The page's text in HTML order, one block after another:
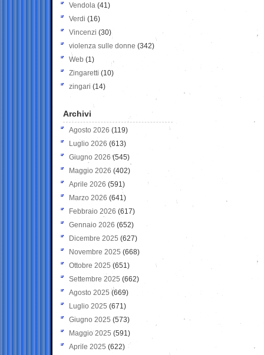
Vendola (41)
Verdi (16)
Vincenzi (30)
violenza sulle donne (342)
Web (1)
Zingaretti (10)
zingari (14)
Archivi
Agosto 2026 (119)
Luglio 2026 (613)
Giugno 2026 (545)
Maggio 2026 (402)
Aprile 2026 (591)
Marzo 2026 (641)
Febbraio 2026 (617)
Gennaio 2026 (652)
Dicembre 2025 (627)
Novembre 2025 (668)
Ottobre 2025 (651)
Settembre 2025 (662)
Agosto 2025 (669)
Luglio 2025 (671)
Giugno 2025 (573)
Maggio 2025 (591)
Aprile 2025 (622)